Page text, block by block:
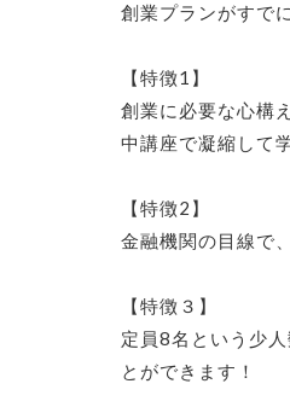
創業プランがすで
【特徴1】
創業に必要な心構
中講座で凝縮して
【特徴2】
金融機関の目線で
【特徴３】
定員8名という少
とができます！